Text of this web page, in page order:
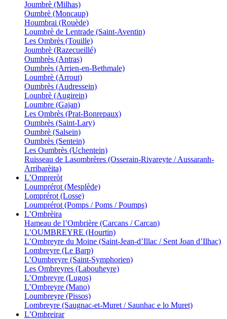
Joumbrè (Milhas)
Oumbrè (Moncaup)
Houmbrai (Rouède)
Loumbrè de Lentrade (Saint-Aventin)
Les Ombrès (Touille)
Joumbrè (Razecueillé)
Oumbrès (Antras)
Oumbrès (Arrien-en-Bethmale)
Loumbrè (Arrout)
Oumbrès (Audressein)
Lounbrè (Augirein)
Loumbre (Gajan)
Les Ombrès (Prat-Bonrepaux)
Oumbrès (Saint-Lary)
Oumbrè (Salsein)
Oumbrès (Sentein)
Les Oumbrès (Uchentein)
Ruisseau de Lasombrères (Osserain-Rivareyte / Aussaranh-
Arribarèita)
L’Ompreròt
Loumprérot (Mesplède)
Lomprérot (Losse)
Loumprérot (Pomps / Poms / Poumps)
L’Ombrèira
Hameau de l’Ombrière (Carcans / Carcan)
L’OUMBREYRE (Hourtin)
L’Ombreyre du Moine (Saint-Jean-d’Illac / Sent Joan d’Ilhac)
Lombreyre (Le Barp)
L’Oumbreyre (Saint-Symphorien)
Les Ombreyres (Labouheyre)
L’Ombreyre (Lugos)
L’Ombreyre (Mano)
Loumbreyre (Pissos)
Lombreyre (Saugnac-et-Muret / Saunhac e lo Muret)
L’Ombreirar